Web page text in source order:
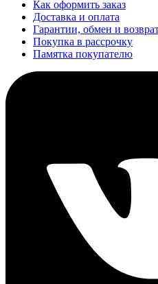
Как оформить заказ
Доставка и оплата
Гарантии, обмен и
Покупка в рассрочку
Памятка покупателю